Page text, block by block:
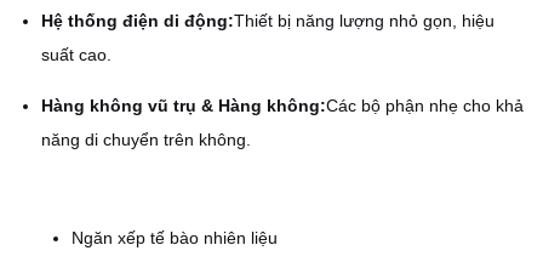
Hệ thống điện di động:Thiết bị năng lượng nhỏ gọn, hiệu
suất cao.
Hàng không vũ trụ & Hàng không:Các bộ phận nhẹ cho khả
năng di chuyển trên không.
Ngăn xếp tế bào nhiên liệu